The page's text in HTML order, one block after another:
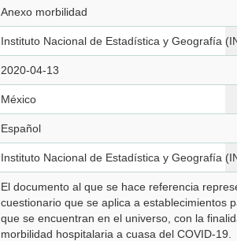
Anexo morbilidad
Instituto Nacional de Estadística y Geografía
2020-04-13
México
Español
Instituto Nacional de Estadística y Geografía
El documento al que se hace referencia
cuestionario que se aplica a establecimientos
que se encuentran en el universo, con la
morbilidad hospitalaria a cuasa del COVID-19.